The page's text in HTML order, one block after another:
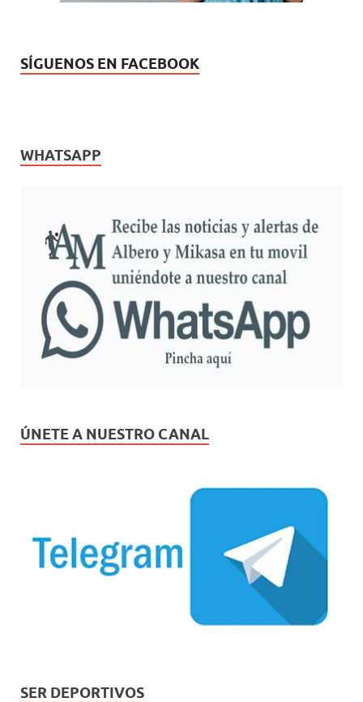
SÍGUENOS EN FACEBOOK
WHATSAPP
ÚNETE A NUESTRO CANAL
SER DEPORTIVOS